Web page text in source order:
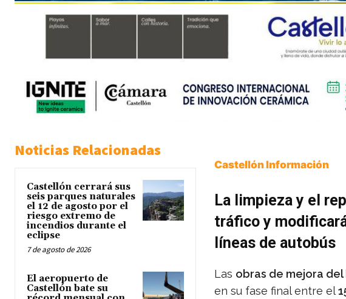
Noticias Relacionadas
Castellón cerrará sus
seis parques naturales
el 12 de agosto por el
riesgo extremo de
incendios durante el
eclipse
7 de agosto de 2026
El aeropuerto de
Castellón bate su
Castellón Información
La limpieza y el
tráfico y
líneas de autobús
Las obras de mejora
en su fase final entre el